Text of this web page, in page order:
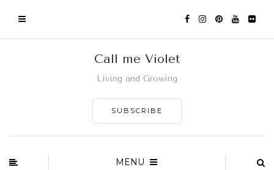
Call me Violet
Living and Growing
SUBSCRIBE
MENU